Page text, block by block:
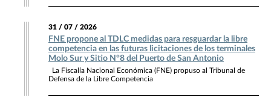
31 / 07 / 2026
FNE propone al TDLC medidas para resguardar la libre
competencia en las futuras licitaciones de los terminales
Molo Sur y Sitio N°8 del Puerto de San Antonio
La Fiscalía Nacional Económica (FNE) propuso al Tribunal de
Defensa de la Libre Competencia